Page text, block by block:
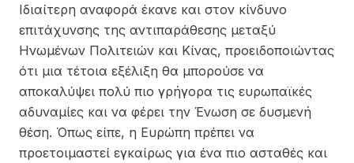
Ιδιαίτερη αναφορά έκανε και στον κίνδυνο
επιτάχυνσης της αντιπαράθεσης μεταξύ
Ηνωμένων Πολιτειών και Κίνας, προειδοποιώντας
ότι μια τέτοια εξέλιξη θα μπορούσε να
αποκαλύψει πολύ πιο γρήγορα τις ευρωπαϊκές
αδυναμίες και να φέρει την Ένωση σε δυσμενή
θέση. Όπως είπε, η Ευρώπη πρέπει να
προετοιμαστεί εγκαίρως για ένα πιο ασταθές και